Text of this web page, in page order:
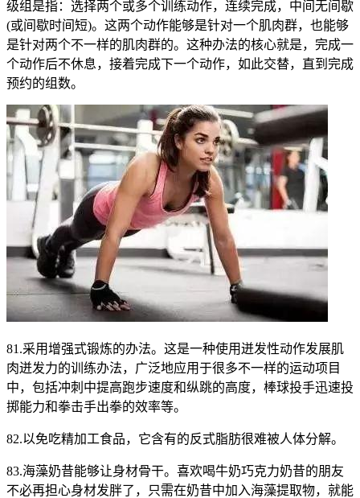
级组是指：选择两个或多个训练动作，连续完成，中间无间歇
(或间歇时间短)。这两个动作能够是针对一个肌肉群，也能够
是针对两个不一样的肌肉群的。这种办法的核心就是，完成一
个动作后不休息，接着完成下一个动作，如此交替，直到完成
预约的组数。
81.采用增强式锻炼的办法。这是一种使用迸发性动作发展肌
肉迸发力的训练办法，广泛地应用于很多不一样的运动项目
中，包括冲刺中提高跑步速度和纵跳的高度，棒球投手迅速投
掷能力和拳击手出拳的效率等。
82.以免吃精加工食品，它含有的反式脂肪很难被人体分解。
83.海藻奶昔能够让身材骨干。喜欢喝牛奶巧克力奶昔的朋友
不必再担心身材发胖了，只需在奶昔中加入海藻提取物，就能